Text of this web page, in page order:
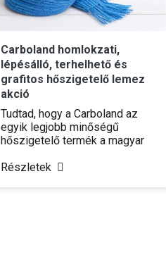
Carboland homlokzati,
lépésálló, terhelhető és
grafitos hőszigetelő lemez
akció
Tudtad, hogy a Carboland az
egyik legjobb minőségű
hőszigetelő termék a magyar
Részletek